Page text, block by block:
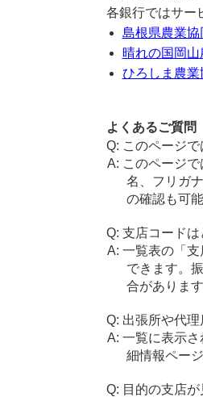
各銀行ではサー
島根県農業協
晴れの国岡山
ひろしま農業
よくあるご質問
このページ
このページ
名、フリガ
の確認も可能
支店コードは
一覧表の「
できます。
合があります
出張所や代
一覧に表示
細情報ペー
目的の支店